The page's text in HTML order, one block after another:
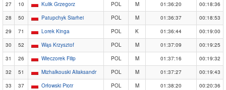
27
10 Kulik Grzegorz POL M 01:36:20
00:18:36
28
50 Patupchyk Siarhei POL M 01:36:37
00:18:53
29
71 Lorek Kinga POL K 01:36:44
00:19:00
30
52 Wąs Krzysztof POL M 01:37:09
00:19:25
31
26 Wieczorek Filip POL M 01:37:16
00:19:32
32
51 Mizhalkouski Aliaksandr POL M 01:37:27
00:19:43
33
37 Orłowski Piotr POL M 01:38:20
00:20:36